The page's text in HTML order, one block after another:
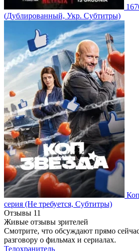
(Дублированный, Укр. Субтитры)
серия (Не требуется, Субтитры)
Отзывы 11
Живые отзывы зрителей
Смотрите, что обсуждают прямо
разговору о фильмах и сериалах.
Телохранитель